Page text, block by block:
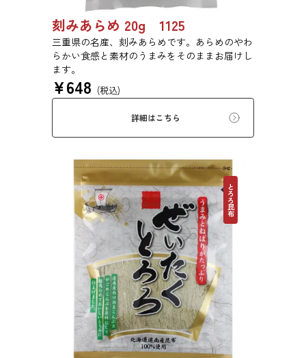
刻みあらめ 20g 1125
三重県の名産、刻みあらめです。あらめのやわ
らかい食感と素材のうまみをそのままお届けし
ます。
¥648 (税込)
詳細はこちら
とろろ昆布